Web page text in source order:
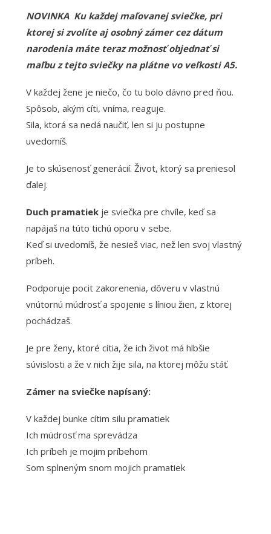
NOVINKA Ku každej maľovanej sviečke, pri
ktorej si zvolíte aj osobný zámer cez dátum
narodenia máte teraz možnosť objednať si
maľbu z tejto sviečky na plátne vo veľkosti A5.
V každej žene je niečo, čo tu bolo dávno pred ňou.
Spôsob, akým cíti, vníma, reaguje.
Sila, ktorá sa nedá naučiť, len si ju postupne
uvedomíš.
Je to skúsenosť generácií. Život, ktorý sa preniesol
ďalej.
Duch pramatiekje sviečka pre chvíle, keď sa
napájaš na túto tichú oporu v sebe.
Keď si uvedomíš, že nesieš viac, než len svoj vlastný
príbeh.
Podporuje pocit zakorenenia, dôveru v vlastnú
vnútornú múdrosť a spojenie s líniou žien, z ktorej
pochádzaš.
Je pre ženy, ktoré cítia, že ich život má hlbšie
súvislosti a že v nich žije sila, na ktorej môžu stáť.
Zámer na sviečke napísaný:
V každej bunke cítim silu pramatiek
Ich múdrosť ma sprevádza
Ich príbeh je mojim príbehom
Som splneným snom mojich pramatiek